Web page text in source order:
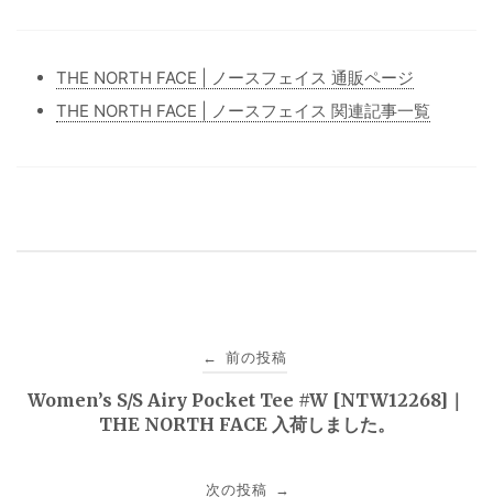
THE NORTH FACE | ノースフェイス 通販ページ
THE NORTH FACE | ノースフェイス 関連記事一覧
稿
← 前の投稿
Women’s S/S Airy Pocket Tee #W [NTW12268]｜
THE NORTH FACE 入荷しました。
次の投稿 →